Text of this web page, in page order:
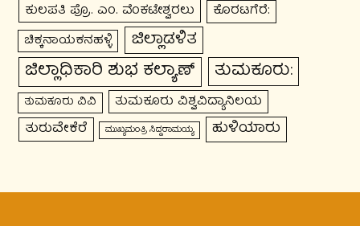
ಕುಲಪತಿ ಪ್ರೊ. ಎಂ. ವೆಂಕಟೇಶ್ವರಲು ಕೊರಟಗೆರೆ:
ಚಿಕ್ಕನಾಯಕನಹಳ್ಳಿ ಜಿಲ್ಲಾಡಳಿತ
ಜಿಲ್ಲಾಧಿಕಾರಿ ಶುಭ ಕಲ್ಯಾಣ್ ತುಮಕೂರು:
ತುಮಕೂರು ವಿವಿ ತುಮಕೂರು ವಿಶ್ವವಿದ್ಯಾನಿಲಯ
ತುರುವೇಕೆರೆ ಮುಖ್ಯಮಂತ್ರಿ ಸಿದ್ದರಾಮಯ್ಯ ಹುಳಿಯಾರು